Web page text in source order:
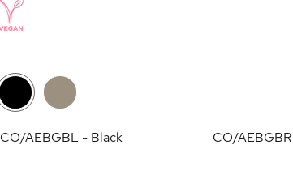
CO/AEBGBL - Black CO/